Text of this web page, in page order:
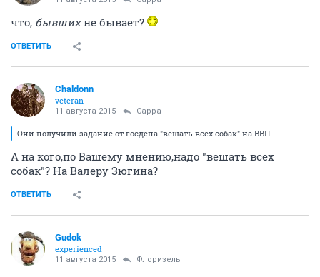
что, бывшихне бывает?
ОТВЕТИТЬ
Chaldonn
veteran
11 августа 2015 Сарра
Они получили задание от госдепа "вешать всех собак" на ВВП.
А на кого,по Вашему мнению,надо "вешать всех
собак"? На Валеру Зюгина?
ОТВЕТИТЬ
Gudok
experienced
11 августа 2015 Флоризель